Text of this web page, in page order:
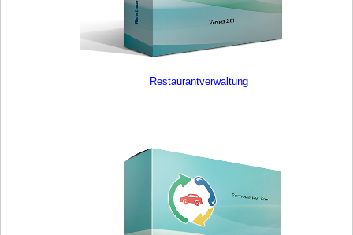
Restaurantverwaltung